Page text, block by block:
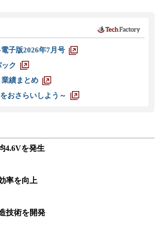
子版2026年7月号
ク
績まとめ
おさらいしよう～
4.6Vを発生
率を向上
技術を開発